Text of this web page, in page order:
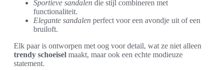
Sportieve sandalen die stijl combineren met
functionaliteit.
Elegante sandalen perfect voor een avondje uit of een
bruiloft.
Elk paar is ontworpen met oog voor detail, wat ze niet alleen
trendy schoeisel maakt, maar ook een echte modieuze
statement.